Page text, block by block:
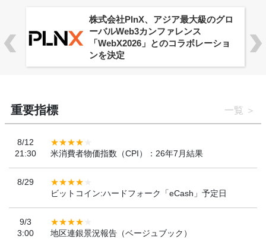
株式会社PlnX、アジア最大級のグロ
ーバルWeb3カンファレンス
「WebX2026」とのコラボレーショ
ンを決定
重要指標 一覧
8/12
21:30
米消費者物価指数（CPI）：26年7月結果
8/29
ビットコイン:ハードフォーク「eCash」予定日
9/3
3:00
地区連銀景況報告（ベージュブック）